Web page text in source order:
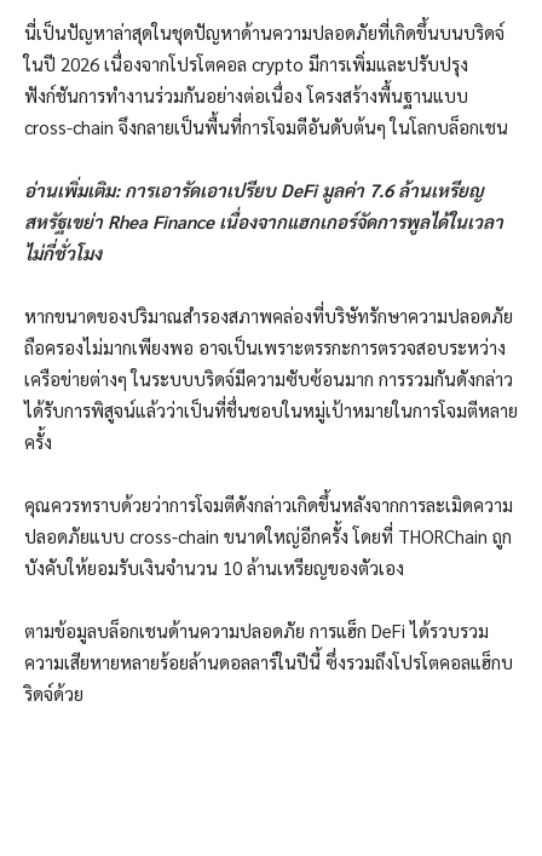
นี่เป็นปัญหาล่าสุดในชุดปัญหาด้านความปลอดภัยที่เกิดขึ้นบนบริดจ์
ในปี 2026 เนื่องจากโปรโตคอล crypto มีการเพิ่มและปรับปรุง
ฟังก์ชันการทำงานร่วมกันอย่างต่อเนื่อง โครงสร้างพื้นฐานแบบ
cross-chain จึงกลายเป็นพื้นที่การโจมตีอันดับต้นๆ ในโลกบล็อกเชน
อ่านเพิ่มเติม: การเอารัดเอาเปรียบ DeFi มูลค่า 7.6 ล้านเหรียญ
สหรัฐเขย่า Rhea Finance เนื่องจากแฮกเกอร์จัดการพูลได้ในเวลา
ไม่กี่ชั่วโมง
หากขนาดของปริมาณสำรองสภาพคล่องที่บริษัทรักษาความปลอดภัย
ถือครองไม่มากเพียงพอ อาจเป็นเพราะตรรกะการตรวจสอบระหว่าง
เครือข่ายต่างๆ ในระบบบริดจ์มีความซับซ้อนมาก การรวมกันดังกล่าว
ได้รับการพิสูจน์แล้วว่าเป็นที่ชื่นชอบในหมู่เป้าหมายในการโจมตีหลาย
ครั้ง
คุณควรทราบด้วยว่าการโจมตีดังกล่าวเกิดขึ้นหลังจากการละเมิดความ
ปลอดภัยแบบ cross-chain ขนาดใหญ่อีกครั้ง โดยที่ THORChain ถูก
บังคับให้ยอมรับเงินจำนวน 10 ล้านเหรียญของตัวเอง
ตามข้อมูลบล็อกเชนด้านความปลอดภัย การแฮ็ก DeFi ได้รวบรวม
ความเสียหายหลายร้อยล้านดอลลาร์ในปีนี้ ซึ่งรวมถึงโปรโตคอลแฮ็กบ
ริดจ์ด้วย